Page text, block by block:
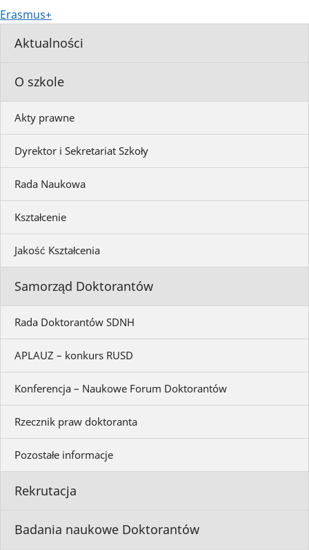
Aktualności
O szkole
Akty prawne
Dyrektor i Sekretariat Szkoły
Rada Naukowa
Kształcenie
Jakość Kształcenia
Samorząd Doktorantów
Rada Doktorantów SDNH
APLAUZ – konkurs RUSD
Konferencja – Naukowe Forum Doktorantów
Rzecznik praw doktoranta
Pozostałe informacje
Rekrutacja
Badania naukowe Doktorantów
Erasmus+